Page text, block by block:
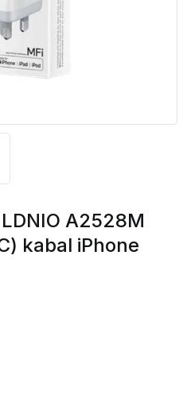
A2528M
kabal iPhone